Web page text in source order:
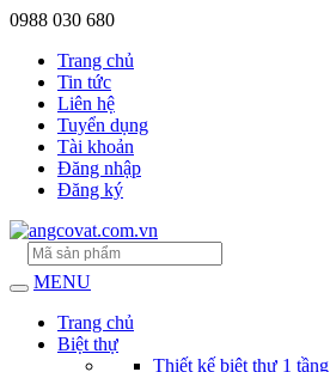
0988 030 680
Trang chủ
Tin tức
Liên hệ
Tuyển dụng
Tài khoản
Đăng nhập
Đăng ký
MENU
Trang chủ
Biệt thự
Thiết kế biệt thự 1 tầng